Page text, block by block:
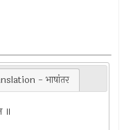
- भाषांतर
॥